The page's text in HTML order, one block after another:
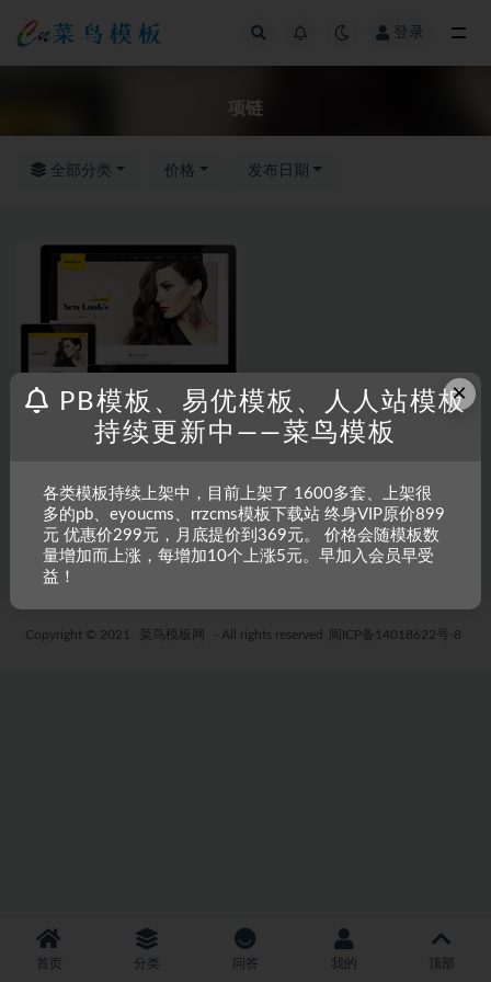
登录
项链
全部分类 价格 发布日期
RRZCMS模板
板(响应式)
5 年前 63 19.9
Copyright © 2021 菜鸟模板网 - All rights reserved 闽ICP备14018622号-8
首页 分类 问答 我的 顶部
×
PB模板、易优模板、人人站模板
持续更新中——菜鸟模板
各类模板持续上架中，目前上架了 1600多套、上架很
多的pb、eyoucms、rrzcms模板下载站 终身VIP原价899
元 优惠价299元，月底提价到369元。 价格会随模板数
量增加而上涨，每增加10个上涨5元。早加入会员早受
益！